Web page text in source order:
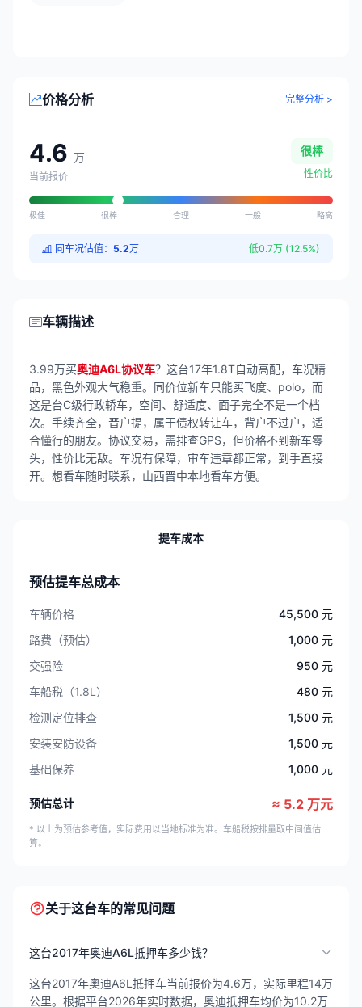
价格分析 完整分析 >
4.6 万
当前报价
很棒
性价比
极佳 很棒 合理 一般 略高
同车况估值： 5.2万 低0.7万 (12.5%)
车辆描述
3.99万买奥迪A6L协议车？这台17年1.8T自动高配，车况精
品，黑色外观大气稳重。同价位新车只能买飞度、polo，而
这是台C级行政轿车，空间、舒适度、面子完全不是一个档
次。手续齐全，晋户提，属于债权转让车，背户不过户，适
合懂行的朋友。协议交易，需排查GPS，但价格不到新车零
头，性价比无敌。车况有保障，审车违章都正常，到手直接
开。想看车随时联系，山西晋中本地看车方便。
提车成本
预估提车总成本
车辆价格
45,500 元
路费（预估）
1,000 元
交强险
950 元
车船税（1.8L）
480 元
检测定位排查
1,500 元
安装安防设备
1,500 元
基础保养
1,000 元
预估总计 ≈ 5.2 万元
* 以上为预估参考值，实际费用以当地标准为准。车船税按排量取中间值估
算。
关于这台车的常见问题
这台2017年奥迪A6L抵押车多少钱？
这台2017年奥迪A6L抵押车当前报价为4.6万，实际里程14万
公里。根据平台2026年实时数据，奥迪抵押车均价为10.2万